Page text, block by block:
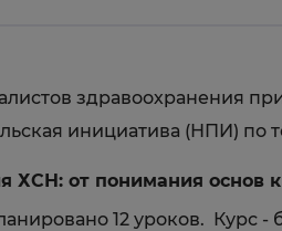
здравоохранения
инициатива (НПИ) по
ХСН: от понимания основ
12 уроков. Курс -